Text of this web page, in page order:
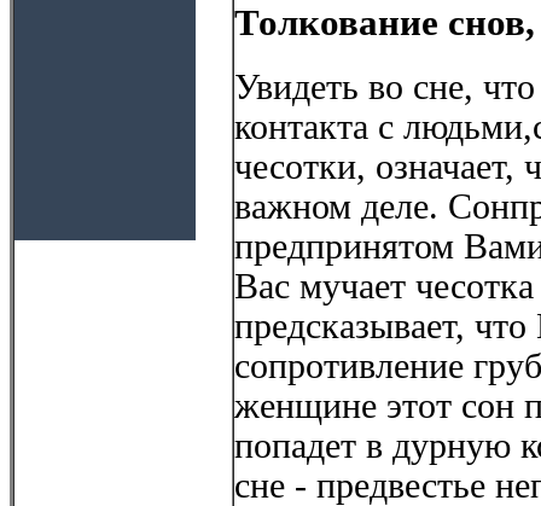
Толкование
Увидеть во сне,
контакта с
чесотки, означает,
важном деле.
предпринятом
Вас мучает
предсказывает,
сопротивление
женщине этот сон
попадет в дурную
сне - предвестье